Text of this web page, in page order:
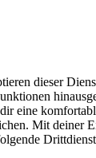
dieser
eine
Mit deiner